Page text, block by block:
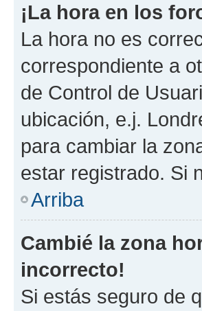
¡La hora en los
La hora no es
correspondiente a
de Control de
ubicación, e.j.
para cambiar la
estar registrado. Si
Arriba
Cambié la zona
incorrecto!
Si estás seguro de